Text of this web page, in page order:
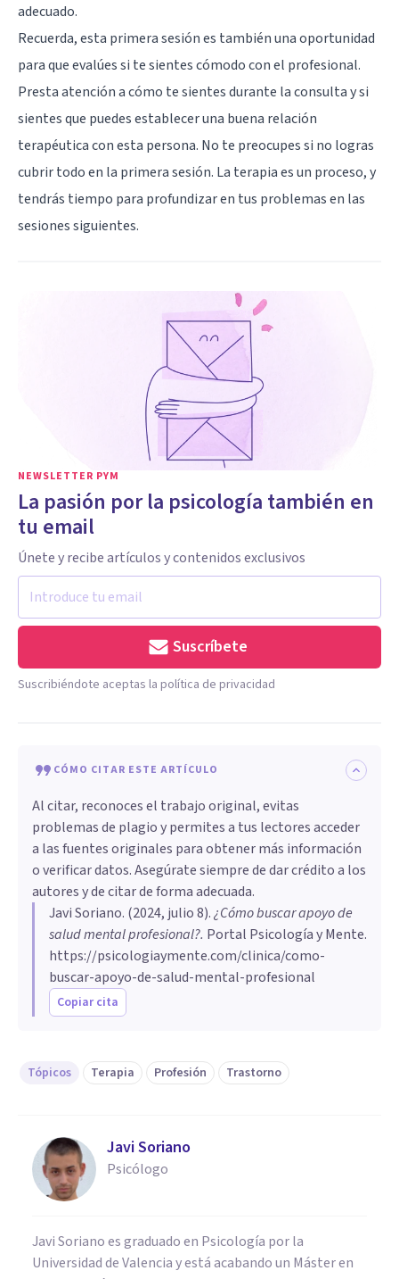
adecuado.
Recuerda, esta primera sesión es también una oportunidad
para que evalúes si te sientes cómodo con el profesional.
Presta atención a cómo te sientes durante la consulta y si
sientes que puedes establecer una buena relación
terapéutica con esta persona. No te preocupes si no logras
cubrir todo en la primera sesión. La terapia es un proceso, y
tendrás tiempo para profundizar en tus problemas en las
sesiones siguientes.
NEWSLETTER PYM
La pasión por la psicología también en
tu email
Únete y recibe artículos y contenidos exclusivos
Suscríbete
Suscribiéndote aceptas la política de privacidad
CÓMO CITAR ESTE ARTÍCULO
Al citar, reconoces el trabajo original, evitas
problemas de plagio y permites a tus lectores acceder
a las fuentes originales para obtener más información
o verificar datos. Asegúrate siempre de dar crédito a los
autores y de citar de forma adecuada.
Javi Soriano. (2024, julio 8).¿Cómo buscar apoyo de
salud mental profesional?. Portal Psicología y Mente.
https://psicologiaymente.com/clinica/como-
buscar-apoyo-de-salud-mental-profesional
Copiar cita
Tópicos Terapia Profesión Trastorno
Javi Soriano
Psicólogo
Javi Soriano es graduado en Psicología por la
Universidad de Valencia y está acabando un Máster en